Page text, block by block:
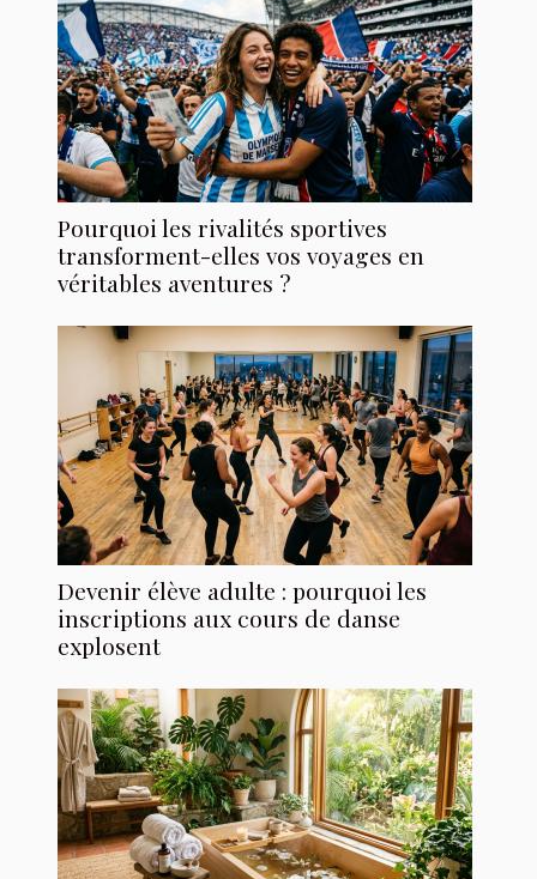
Pourquoi les rivalités sportives
transforment-elles vos voyages en
véritables aventures ?
Devenir élève adulte : pourquoi les
inscriptions aux cours de danse
explosent